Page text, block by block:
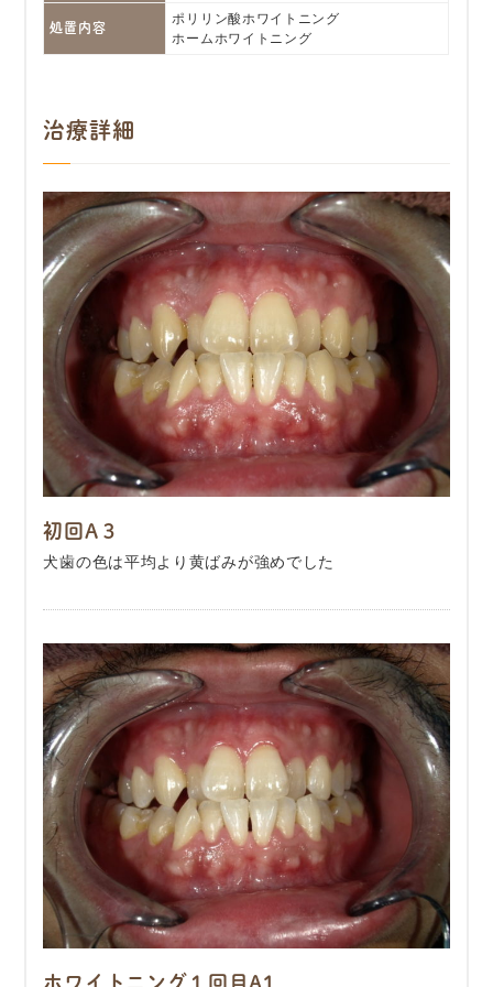
処置内容
ポリリン酸ホワイトニング
ホームホワイトニング
治療詳細
初回A３
犬歯の色は平均より黄ばみが強めでした